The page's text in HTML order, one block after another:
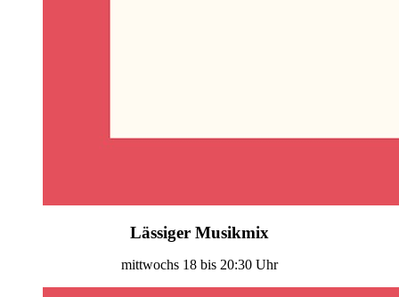
Lässiger Musikmix
mittwochs 18 bis 20:30 Uhr